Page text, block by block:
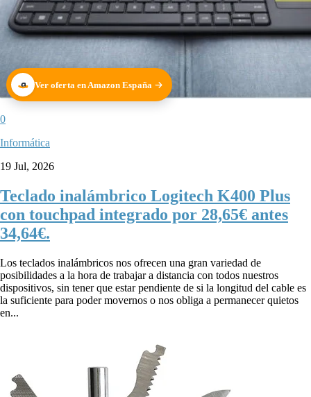
Ver oferta en Amazon España
0
Informática
19 Jul, 2026
Teclado inalámbrico Logitech K400 Plus
con touchpad integrado por 28,65€ antes
34,64€.
Los teclados inalámbricos nos ofrecen una gran variedad de
posibilidades a la hora de trabajar a distancia con todos nuestros
dispositivos, sin tener que estar pendiente de si la longitud del cable es
la suficiente para poder movernos o nos obliga a permanecer quietos
en...